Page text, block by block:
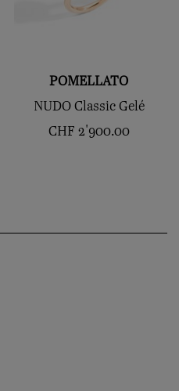
POMELLATO
NUDO Classic Gelé
CHF 2'900.00